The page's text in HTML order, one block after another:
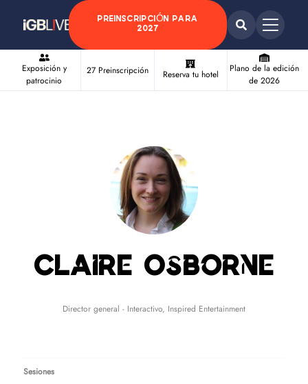
PREINSCRIPCIÓN PARA
2027
Exposición y
patrocinio
27 Preinscripción Reserva tu hotel
Plano de la edición
de 2026
Claire Osborne
Director general - Interactivo, Inspired Entertainment
Sesiones